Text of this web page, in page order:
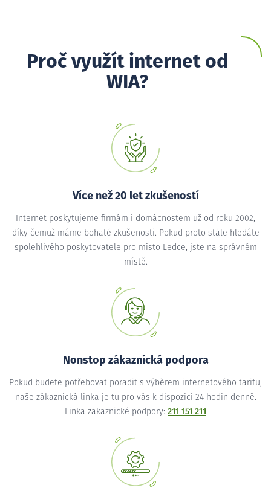
Proč využít internet od
WIA?
Více než 20 let zkušeností
Internet poskytujeme firmám i domácnostem už od roku 2002,
díky čemuž máme bohaté zkušenosti. Pokud proto stále hledáte
spolehlivého poskytovatele pro místo Ledce, jste na správném
místě.
Nonstop zákaznická podpora
Pokud budete potřebovat poradit s výběrem internetového tarifu,
naše zákaznická linka je tu pro vás k dispozici 24 hodin denně.
Linka zákaznické podpory: 211 151 211